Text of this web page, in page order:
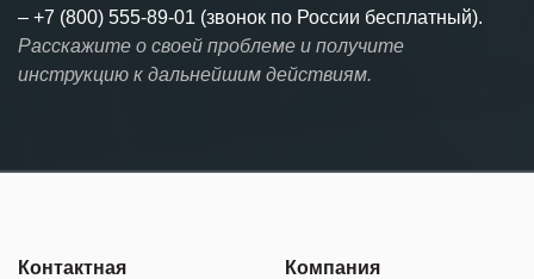
– +7 (800) 555-89-01 (звонок по России бесплатный).
Расскажите о своей проблеме и получите
инструкцию к дальнейшим действиям.
Контактная
Компания